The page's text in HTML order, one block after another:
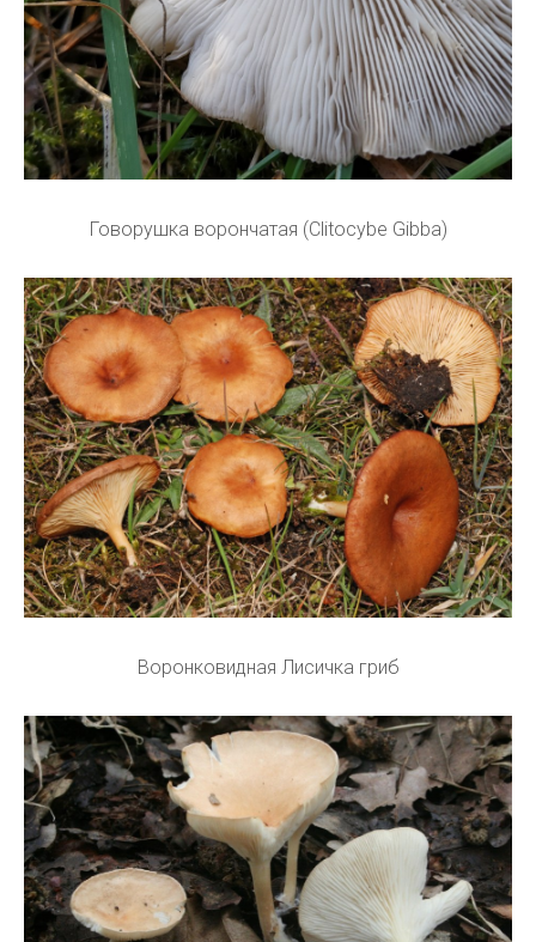
Говорушка ворончатая (Clitocybe Gibba)
Воронковидная Лисичка гриб